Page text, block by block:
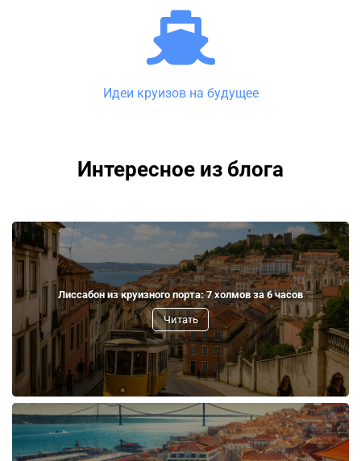
Идеи круизов на будущее
Интересное из блога
Лиссабон из круизного порта: 7 холмов за 6 часов
Читать